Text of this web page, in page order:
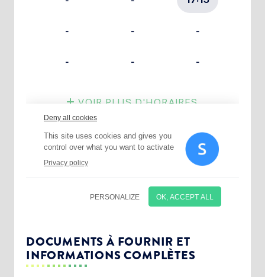
DOCUMENTS À FOURNIR ET
INFORMATIONS COMPLÈTES
Choisissez votre abonnement :
Newsletter Culture
Newsletter Sport et Vie associative